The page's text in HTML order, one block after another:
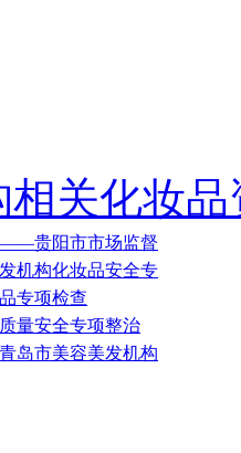
关化妆品
——贵阳市市场监督
机构化妆品安全专
专项检查
量安全专项整治
岛市美容美发机构